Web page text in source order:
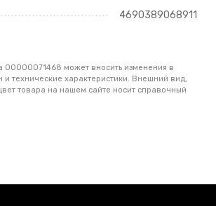
4690389068911
00000071468 может вносить изменения в
и технические характеристики. Внешний вид,
товара на нашем сайте носит справочный